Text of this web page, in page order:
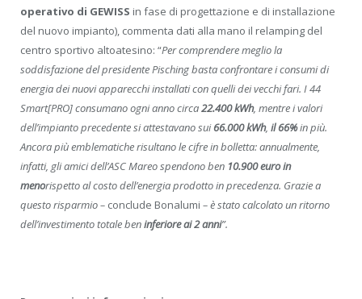
operativo di GEWISS in fase di progettazione e di installazione
del nuovo impianto), commenta dati alla mano il relamping del
centro sportivo altoatesino: “Per comprendere meglio la
soddisfazione del presidente Pisching basta confrontare i consumi di
energia dei nuovi apparecchi installati con quelli dei vecchi fari. I 44
Smart[PRO] consumano ogni anno circa22.400 kWh, mentre i valori
dell’impianto precedentesi attestavano sui66.000 kWh, il 66%in più.
Ancora più emblematiche risultano le cifre in bolletta: annualmente,
infatti, gli amici dell’ASC Mareo spendono ben 10.900 euro in
menorispetto al costo dell’energia prodotto in precedenza. Grazie a
questo risparmio – conclude Bonalumi – è stato calcolato un ritorno
dell’investimento totale beninferiore ai 2 anni”.